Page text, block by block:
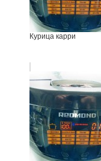
Курица карри